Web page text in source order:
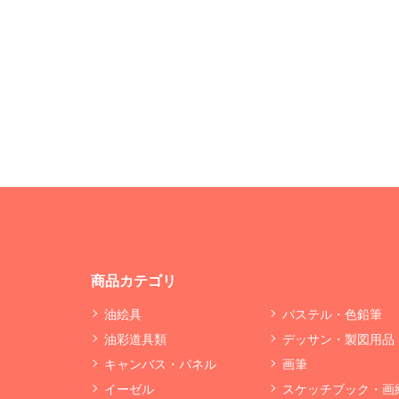
商品カテゴリ
油絵具
油彩道具類
キャンバス・パネル
イーゼル
パステル・色鉛筆
デッサン・製図用品
画筆
スケッチブック・画